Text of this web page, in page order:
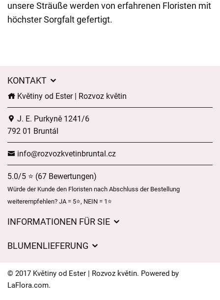
unsere Sträuße werden von erfahrenen Floristen mit
höchster Sorgfalt gefertigt.
KONTAKT
Květiny od Ester | Rozvoz květin
J. E. Purkyně 1241/6
792 01 Bruntál
info@rozvozkvetinbruntal.cz
5.0/5 ⭐ (67 Bewertungen)
Würde der Kunde den Floristen nach Abschluss der Bestellung
weiterempfehlen? JA = 5⭐, NEIN = 1⭐
INFORMATIONEN FÜR SIE
Lieferzeiten für Blumen – Übersicht der Möglichkeiten
BLUMENLIEFERUNG
Wohin wir Blumen liefern
© 2017 Květiny od Ester | Rozvoz květin. Powered by
LaFlora.com.